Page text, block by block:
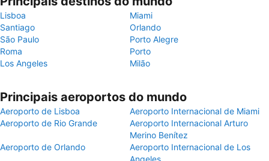
Lisboa
Miami
Santiago
Orlando
São Paulo
Porto Alegre
Roma
Porto
Los Angeles
Milão
Principais aeroportos do mundo
Aeroporto de Lisboa
Aeroporto Internacional de Miami
Aeroporto de Rio Grande
Aeroporto Internacional Arturo
Merino Benítez
Aeroporto de Orlando
Aeroporto Internacional de Los
Angeles